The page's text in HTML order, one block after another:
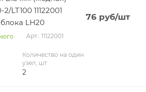
LT100 11122001
LH20
Арт.: 11122001
76руб/шт
Количество на один
узел, шт
2